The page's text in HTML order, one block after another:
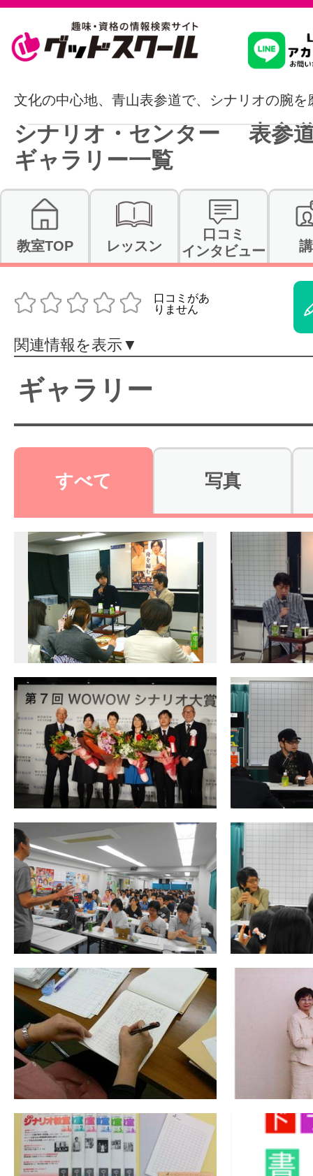
習いたいこ
スクールを
駅・路線か
通信講座を
体験レッス
特集をみる
グッドスク
掲載のお問
サイトマッ
文化の中心地、青山表参道で、シナリオの腕を
シナリオ・センター 表参
ギャラリー一覧
教室TOP レッスン
口コミ
インタビュー
関連情報を表示▼
ギャラリー
すべて 写真